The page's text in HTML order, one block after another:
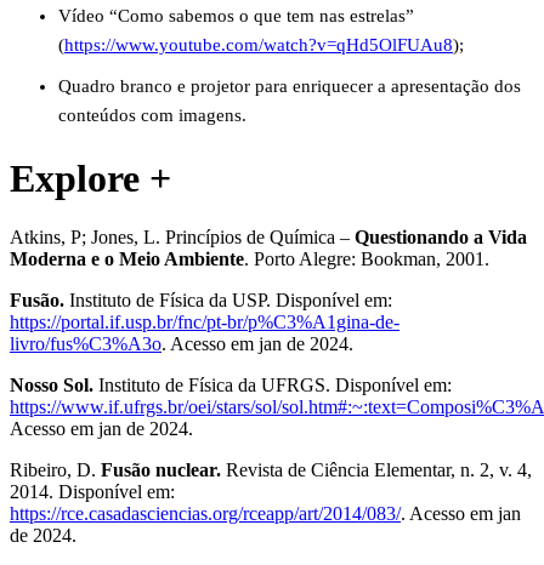
Vídeo “Como sabemos o que tem nas estrelas”
(https://www.youtube.com/watch?v=qHd5OlFUAu8);
Quadro branco e projetor para enriquecer a apresentação dos
conteúdos com imagens.
Explore +
Atkins, P; Jones, L. Princípios de Química – Questionando a Vida
Moderna e o Meio Ambiente. Porto Alegre: Bookman, 2001.
Fusão. Instituto de Física da USP. Disponível em:
https://portal.if.usp.br/fnc/pt-br/p%C3%A1gina-de-
livro/fus%C3%A3o. Acesso em jan de 2024.
Nosso Sol. Instituto de Física da UFRGS. Disponível em:
https://www.if.ufrgs.br/oei/stars/sol/
Acesso em jan de 2024.
Ribeiro, D. Fusão nuclear. Revista de Ciência Elementar, n. 2, v. 4,
2014. Disponível em:
https://rce.casadasciencias.org/rceapp/art/2014/083/. Acesso em jan
de 2024.